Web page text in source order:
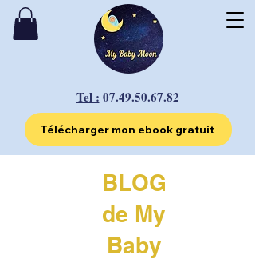
Tel : 07.49.50.67.82
Télécharger mon ebook gratuit
BLOG
de My
Baby